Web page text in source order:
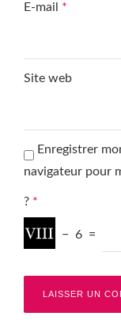
E-mail *
Site web
Enregistrer
navigateur pour
? *
− 6 =